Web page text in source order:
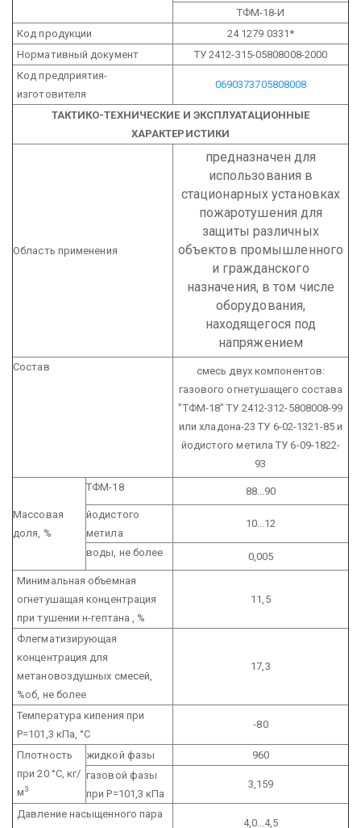
ТФМ-18-И
Код продукции
24 1279 0331*
Нормативный документ
ТУ 2412-315-05808008-2000
Код предприятия-
изготовителя
0690373705808008
ТАКТИКО-ТЕХНИЧЕСКИЕ И ЭКСПЛУАТАЦИОННЫЕ
ХАРАКТЕРИСТИКИ
Область применения
предназначен для
использования в
стационарных установках
пожаротушения для
защиты различных
объектов промышленного
и гражданского
назначения, в том числе
оборудования,
находящегося под
напряжением
Состав
смесь двух компонентов:
газового огнетушащего состава
"ТФМ-18" ТУ 2412-312-5808008-99
или хладона-23 ТУ 6-02-1321-85 и
йодистого метила ТУ 6-09-1822-
93
Массовая
доля, %
ТФМ-18
88...90
йодистого
метила
10...12
воды, не более
0,005
Минимальная объемная
огнетушащая концентрация
при тушении н-гептана , %
11,5
Флегматизирующая
концентрация для
метановоздушных смесей,
%об, не более
17,3
Температура кипения при
Р=101,3 кПа, °С
-80
Плотность
при 20 °С, кг/
м3
жидкой фазы
960
газовой фазы
при Р=101,3 кПа
3,159
Давление насыщенного пара
4,0...4,5